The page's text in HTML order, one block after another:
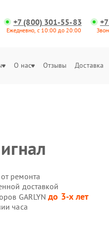
+7 (800) 301-55-83
Ежедневно, с 10:00 до 20:00
О нас Отзывы Доставка
ремонта
доставкой
GARLYNдо 3-х лет
часа